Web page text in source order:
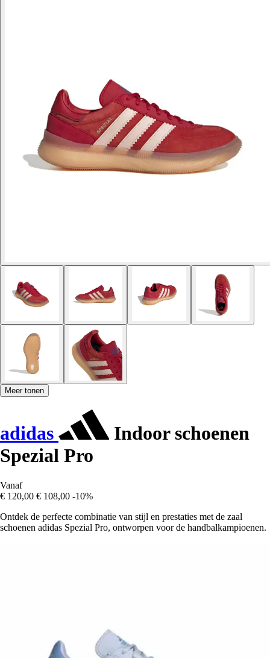
Meer tonen
adidas
Indoor schoenen
Spezial Pro
Vanaf
€ 120,00 € 108,00 -10%
Ontdek de perfecte combinatie van stijl en prestaties met de zaal
schoenen adidas Spezial Pro, ontworpen voor de handbalkampioenen.